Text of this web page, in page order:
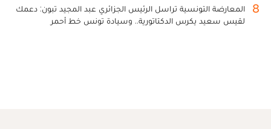
8
المعارضة التونسية تراسل الرئيس الجزائري عبد المجيد تبون: دعمك
لقيس سعيد يكرس الدكتاتورية.. وسيادة تونس خط أحمر